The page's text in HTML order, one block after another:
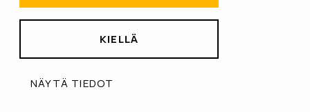
KIELLÄ
NÄYTÄ TIEDOT